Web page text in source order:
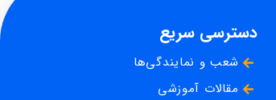
دسترسی سریع
شعب و نمایندگی‌ها
مقالات آموزشی